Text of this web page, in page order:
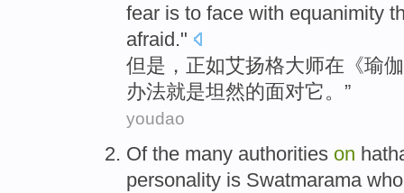
fear is to face with equanimity
afraid."
但是 ， 正如艾扬格大师在 《瑜伽
办法就是坦然的面对它。”
youdao
Of the many authorities on
personality is Swatmarama